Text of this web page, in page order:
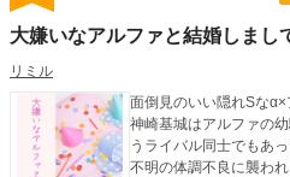
大嫌いなアルファと結婚しまし
リミル
面倒見のいい隠れSなα×アル
神崎基城はアルファの
うライバル同士でもあった。 パーティーの最中、基
不明の体調不良に襲わ